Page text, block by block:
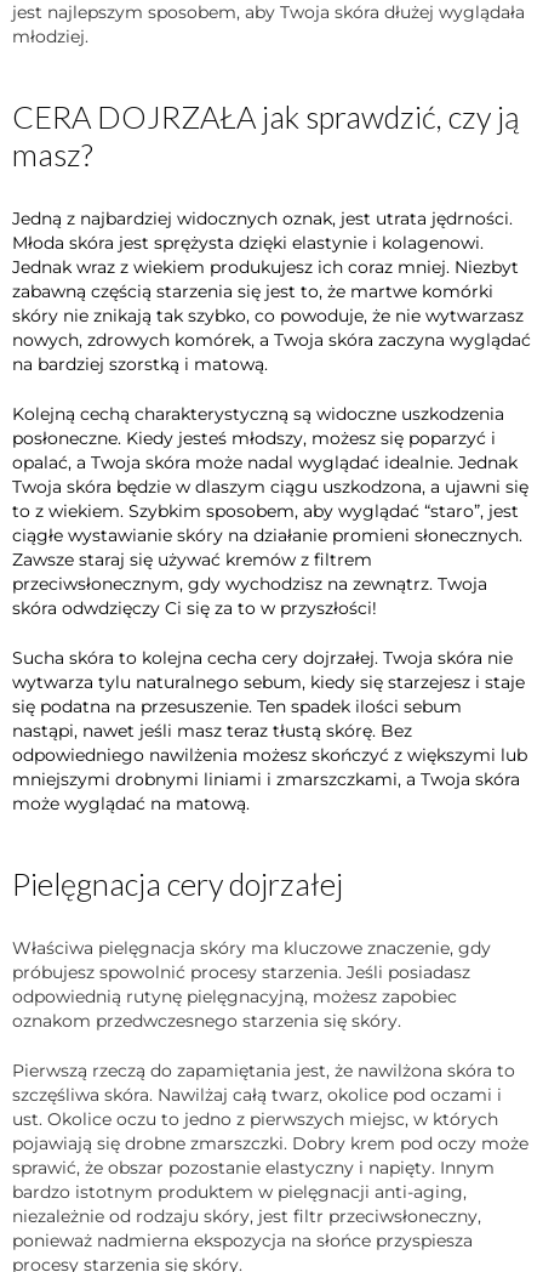
jest najlepszym sposobem, aby Twoja skóra dłużej wyglądała
młodziej.
CERA DOJRZAŁA jak sprawdzić, czy ją
masz?
Jedną z najbardziej widocznych oznak, jest utrata jędrności.
Młoda skóra jest sprężysta dzięki elastynie i kolagenowi.
Jednak wraz z wiekiem produkujesz ich coraz mniej. Niezbyt
zabawną częścią starzenia się jest to, że martwe komórki
skóry nie znikają tak szybko, co powoduje, że nie wytwarzasz
nowych, zdrowych komórek, a Twoja skóra zaczyna wyglądać
na bardziej szorstką i matową.
Kolejną cechą charakterystyczną są widoczne uszkodzenia
posłoneczne. Kiedy jesteś młodszy, możesz się poparzyć i
opalać, a Twoja skóra może nadal wyglądać idealnie. Jednak
Twoja skóra będzie w dlaszym ciągu uszkodzona, a ujawni się
to z wiekiem. Szybkim sposobem, aby wyglądać “staro”, jest
ciągłe wystawianie skóry na działanie promieni słonecznych.
Zawsze staraj się używać kremów z filtrem
przeciwsłonecznym, gdy wychodzisz na zewnątrz. Twoja
skóra odwdzięczy Ci się za to w przyszłości!
Sucha skóra to kolejna cecha cery dojrzałej. Twoja skóra nie
wytwarza tylu naturalnego sebum, kiedy się starzejesz i staje
się podatna na przesuszenie. Ten spadek ilości sebum
nastąpi, nawet jeśli masz teraz tłustą skórę. Bez
odpowiedniego nawilżenia możesz skończyć z większymi lub
mniejszymi drobnymi liniami i zmarszczkami, a Twoja skóra
może wyglądać na matową.
Pielęgnacja cery dojrzałej
Właściwa pielęgnacja skóry ma kluczowe znaczenie, gdy
próbujesz spowolnić procesy starzenia. Jeśli posiadasz
odpowiednią rutynę pielęgnacyjną, możesz zapobiec
oznakom przedwczesnego starzenia się skóry.
Pierwszą rzeczą do zapamiętania jest, że nawilżona skóra to
szczęśliwa skóra. Nawilżaj całą twarz, okolice pod oczami i
ust. Okolice oczu to jedno z pierwszych miejsc, w których
pojawiają się drobne zmarszczki. Dobry krem ​​pod oczy może
sprawić, że obszar pozostanie elastyczny i ​​napięty. Innym
bardzo istotnym produktem w pielęgnacji anti-aging,
niezależnie od rodzaju skóry, jest filtr przeciwsłoneczny,
ponieważ nadmierna ekspozycja na słońce przyspiesza
procesy starzenia się skóry.